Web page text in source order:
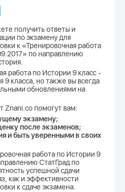
получить ответы и
по экзамену для
к «Тренировочная работа
по направлению
работа по Истории 9 класс -
9 класса, но также вы всегда
обновлениями на
Znani.co помогут вам:
экзамену;
после экзаменов;
и быть уверенными в своих
работа по Истории 9
СтатГрад по
успешной сдачи
как и эффективности
к сдаче экзамена.